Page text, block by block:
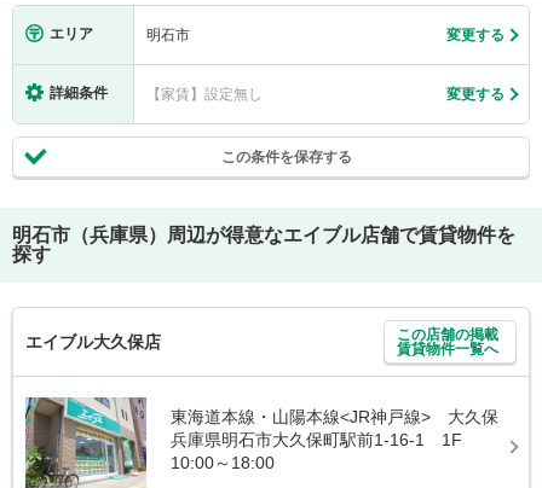
エリア 明石市 変更する
詳細条件 【家賃】設定無し 変更する
この条件を保存する
明石市（兵庫県）
周辺が得意なエイブル店舗で賃貸物件を
探す
エイブル大久保店
この店舗の掲載
賃貸物件一覧へ
東海道本線・山陽本線<JR神戸線> 大久保
兵庫県明石市大久保町駅前1-16-1 1F
10:00～18:00